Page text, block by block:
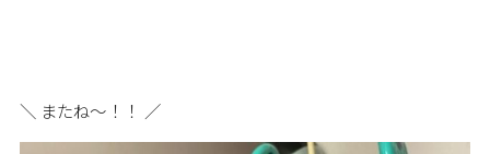
＼ またね～！！ ／